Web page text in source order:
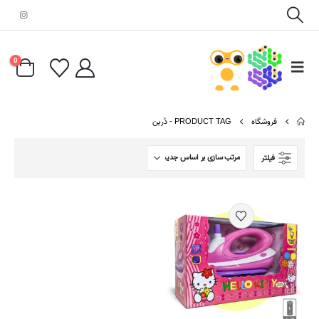
0
فروشگاه PRODUCT TAG - دُرین
فیلتر